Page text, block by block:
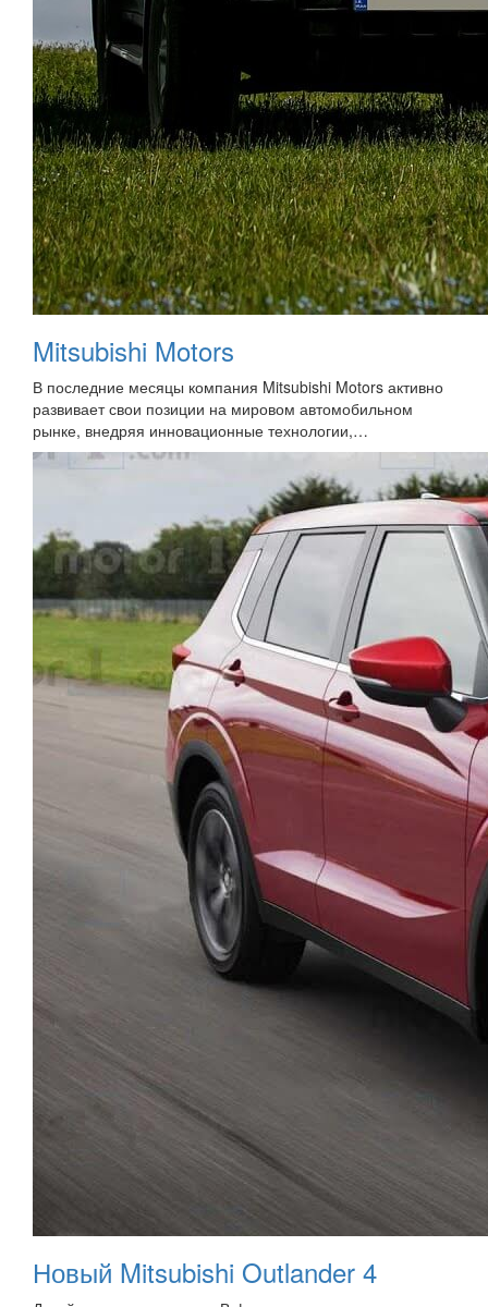
Mitsubishi Motors
В последние месяцы компания Mitsubishi Motors активно
развивает свои позиции на мировом автомобильном
рынке, внедряя инновационные технологии,…
Новый Mitsubishi Outlander 4